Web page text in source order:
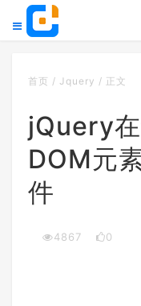
首页 / Jquery / 正文
jQuery
DOM元
件
4867 0